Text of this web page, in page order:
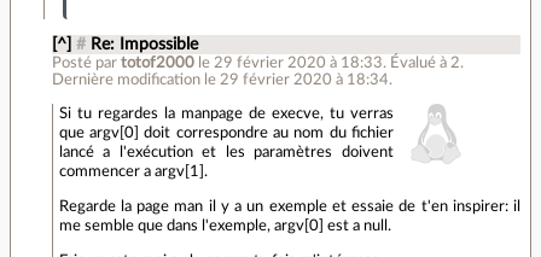
[^] # Re: Impossible
Posté par totof2000 le 29 février 2020 à 18:33. Évalué à 2.
Dernière modification le 29 février 2020 à 18:34.
Si tu regardes la manpage de execve, tu verras
que argv[0] doit correspondre au nom du fichier
lancé a l'exécution et les paramètres doivent
commencer a argv[1].
Regarde la page man il y a un exemple et essaie de t'en inspirer: il
me semble que dans l'exemple, argv[0] est a null.